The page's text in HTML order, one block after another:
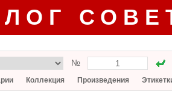
№
Коллекция Произведения